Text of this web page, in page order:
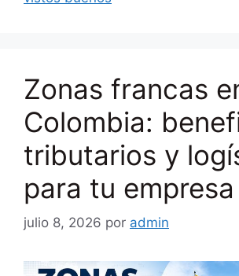
Zonas francas
Colombia:
tributarios y
para tu empresa
julio 8, 2026 por admin